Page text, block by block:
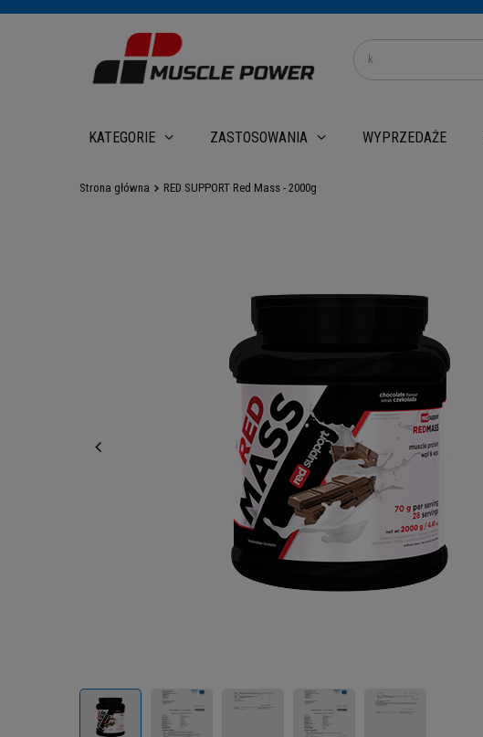
KATEGORIE ZASTOSOWANIA WYPRZEDAŻE
Strona główna RED SUPPORT Red Mass - 2000g